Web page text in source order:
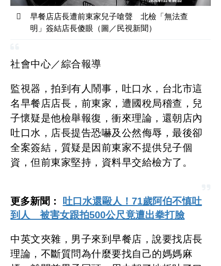
早餐店店長遭前東家兒子嗆聲 北檢「無法查
明」簽結店長傻眼（圖／民視新聞）
社會中心／綜合報導
監視器，拍到有人鬧事，吐口水，台北市這
名早餐店店長，前東家，遭國稅局稽查，兒
子懷疑是他檢舉報復，衝來理論，還朝店內
吐口水，店長提告恐嚇及公然侮辱，最後卻
全案簽結，質疑是因前東家不提供兒子個
資，但前東家堅持，資料早交給檢方了。
更多新聞：
吐口水還毆人！71歲阿伯不慎吐
到人 被害女跟拍500公尺竟遭出拳打臉
中英文夾雜，男子來到早餐店，說要找店長
理論，不斷質問為什麼要找自己的媽媽麻